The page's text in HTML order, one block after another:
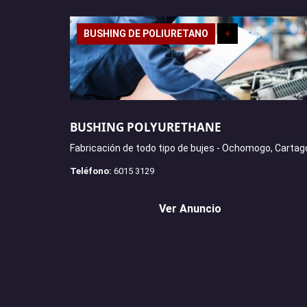
BUSHING DE POLIURETANO +
BUSHING POLYURETHANE
Fabricación de todo tipo de bujes - Ochomogo,
Teléfono: 6015 3129
Ver Anuncio